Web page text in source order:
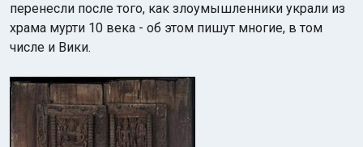
перенесли после того, как злоумышленники украли из
храма мурти 10 века - об этом пишут многие, в том
числе и Вики.